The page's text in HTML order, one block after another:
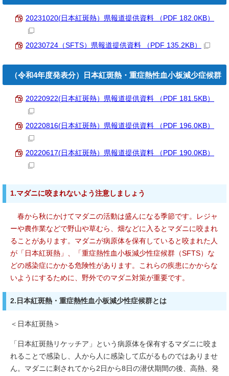
20231020(日本紅斑熱）県報道提供資料 （PDF 182.0KB）
20230724（SFTS）県報道提供資料 （PDF 135.2KB）
（令和4年度発表分）日本紅斑熱・重症熱性血小板減少症候群
20220922(日本紅斑熱）県報道提供資料 （PDF 181.5KB）
20220816(日本紅斑熱）県報道提供資料 （PDF 196.0KB）
20220617(日本紅斑熱）県報道提供資料 （PDF 190.0KB）
1.マダニに咬まれないよう注意しましょう
春から秋にかけてマダニの活動は盛んになる季節です。レジャ
ーや農作業などで野山や草むら、畑などに入るとマダニに咬まれ
ることがあります。マダニが病原体を保有していると咬まれた人
が「日本紅斑熱」、「重症熱性血小板減少性症候群（SFTS）な
どの感染症にかかる危険性があります。これらの疾患にかからな
いようにするために、野外でのマダニ対策が重要です。
2.日本紅斑熱・重症熱性血小板減少性症候群とは
＜日本紅斑熱＞
「日本紅斑熱リケッチア」という病原体を保有するマダニに咬ま
れることで感染し、人から人に感染して広がるものではありませ
ん。マダニに刺されてから2日から8日の潜伏期間の後、高熱、発